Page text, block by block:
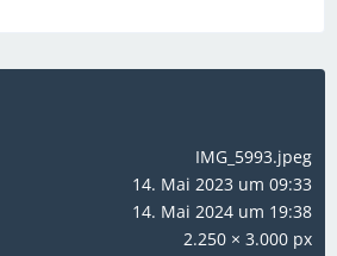
IMG_5993.jpeg
14. Mai 2023 um 09:33
14. Mai 2024 um 19:38
2.250 × 3.000 px